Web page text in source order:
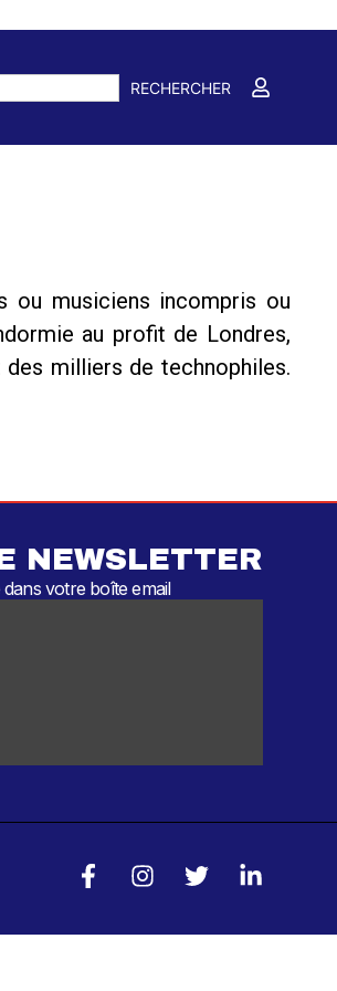
RECHERCHER
ou musiciens incompris ou
au profit de Londres,
milliers de technophiles.
NEWSLETTER
votre boîte email